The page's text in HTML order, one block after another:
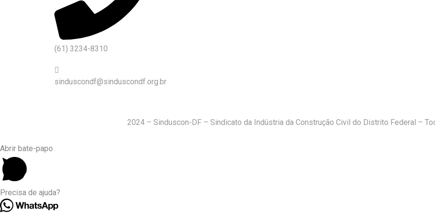
(61) 3234-8310
sinduscondf@sinduscondf.org.br
2024 – Sinduscon-DF – Sindicato da Indústria da Construção Civil do Distrito Federal –
Abrir bate-papo
Precisa de ajuda?